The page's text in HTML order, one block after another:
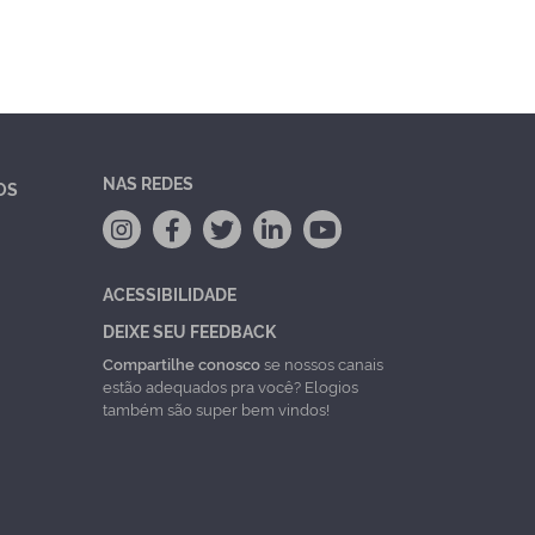
NAS REDES
ACESSIBILIDADE
DEIXE SEU FEEDBACK
Compartilhe conoscose nossos canais
estão adequados pra você? Elogios
também são super bem vindos!